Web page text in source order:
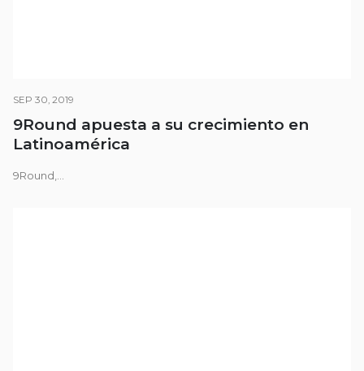
SEP 30, 2019
9Round apuesta a su crecimiento en
Latinoamérica
9Round,...